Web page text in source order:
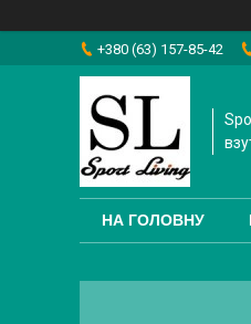
+380 (63) 157-85-42
НА ГОЛОВНУ